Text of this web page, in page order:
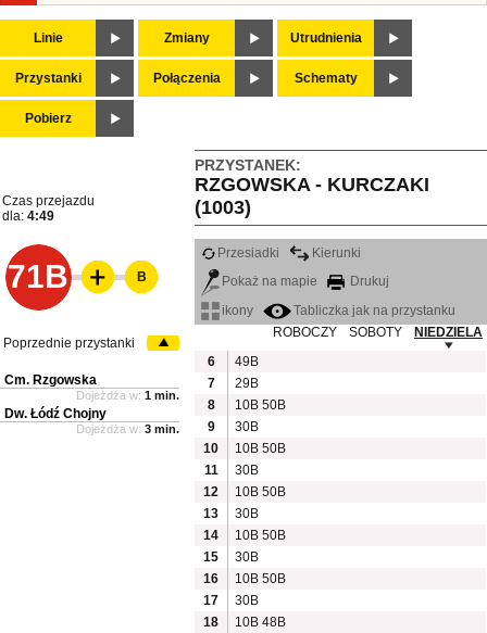
Linie Zmiany Utrudnienia
Przystanki Połączenia Schematy
Pobierz
PRZYSTANEK:
RZGOWSKA - KURCZAKI
(1003)
Czas przejazdu
dla: 4:49
71B
Przesiadki
Kierunki
Pokaż na mapie
Drukuj
ikony
Tabliczka jak na przystanku
ROBOCZY
SOBOTY
NIEDZIELA
6
49B
7
29B
8
10B 50B
9
30B
10
10B 50B
11
30B
12
10B 50B
13
30B
14
10B 50B
15
30B
16
10B 50B
17
30B
18
10B 48B
B
Poprzednie przystanki
Cm. Rzgowska
Dojeżdża w: 1 min.
Dw. Łódź Chojny
Dojeżdża w: 3 min.